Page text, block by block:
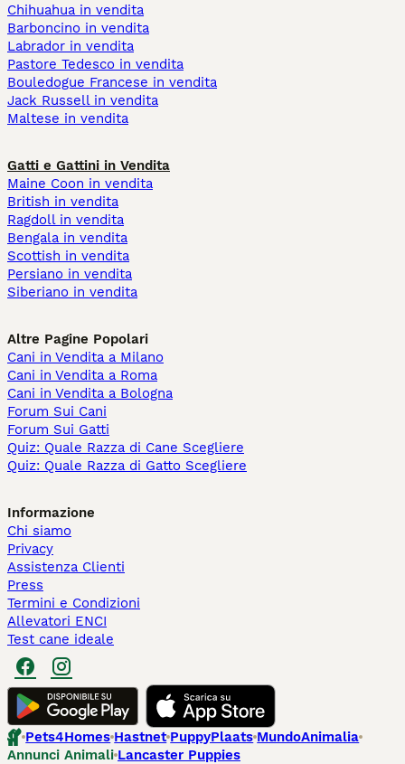
Chihuahua in vendita
Barboncino in vendita
Labrador in vendita
Pastore Tedesco in vendita
Bouledogue Francese in vendita
Jack Russell in vendita
Maltese in vendita
Gatti e Gattini in Vendita
Maine Coon in vendita
British in vendita
Ragdoll in vendita
Bengala in vendita
Scottish in vendita
Persiano in vendita
Siberiano in vendita
Altre Pagine Popolari
Cani in Vendita a Milano
Cani in Vendita a Roma
Cani in Vendita a Bologna
Forum Sui Cani
Forum Sui Gatti
Quiz: Quale Razza di Cane Scegliere
Quiz: Quale Razza di Gatto Scegliere
Informazione
Chi siamo
Privacy
Assistenza Clienti
Press
Termini e Condizioni
Allevatori ENCI
Test cane ideale
Pets4Homes Hastnet PuppyPlaats MundoAnimalia
Annunci Animali Lancaster Puppies